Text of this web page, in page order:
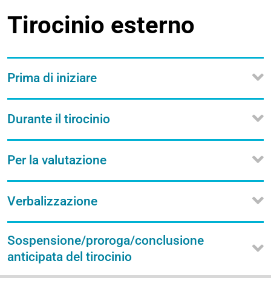
Tirocinio esterno
Prima di iniziare
Durante il tirocinio
Per la valutazione
Verbalizzazione
Sospensione/proroga/conclusione
anticipata del tirocinio